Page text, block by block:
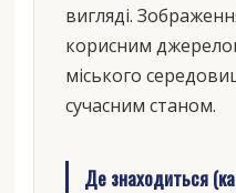
вигляді.
корисним
міського
сучасним станом.
Де знаходиться